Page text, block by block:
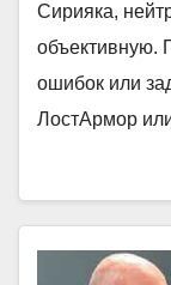
Сирияка,
объективную.
ошибок или
ЛостАрмор